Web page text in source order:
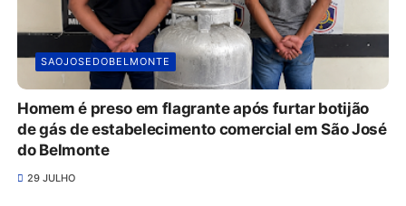
SAOJOSEDOBELMONTE
Homem é preso em flagrante após furtar botijão
de gás de estabelecimento comercial em São José
do Belmonte
29 JULHO